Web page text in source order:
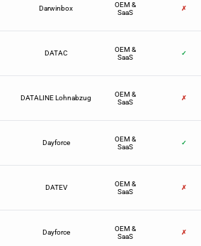
Darwinbox
OEM &
SaaS
✗
DATAC
OEM &
SaaS
✓
DATALINE Lohnabzug
OEM &
SaaS
✗
Dayforce
OEM &
SaaS
✓
DATEV
OEM &
SaaS
✗
Dayforce
OEM &
SaaS
✗